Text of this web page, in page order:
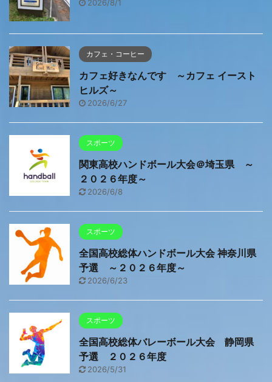
2026/8/1
カフェ・コーヒー
カフェ好きなんです ～カフェ イースト
ヒルズ～
2026/6/27
スポーツ
関東高校ハンドボール大会＠埼玉県 ～
２０２６年度～
2026/6/8
スポーツ
全国高校総体ハンドボール大会 神奈川県
予選 ～２０２６年度～
2026/6/23
スポーツ
全国高校総体バレーボール大会 静岡県
予選 ２０２６年度
2026/5/31